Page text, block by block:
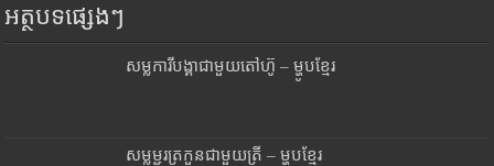
អត្ថបទផ្សេងៗ
សម្លការីបង្គាជាមួយតៅហ៊ូ – ម្ហូបខ្មែរ
សម្លម្ជូរត្រកួនជាមួយត្រី – ម្ហូបខ្មែរ